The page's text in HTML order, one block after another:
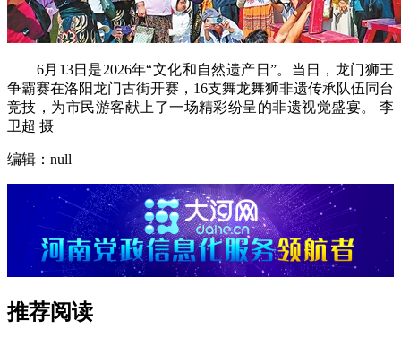
6月13日是2026年“文化和自然遗产日”。当日，龙门狮王
争霸赛在洛阳龙门古街开赛，16支舞龙舞狮非遗传承队伍同台
竞技，为市民游客献上了一场精彩纷呈的非遗视觉盛宴。 李
卫超 摄
编辑：null
推荐阅读